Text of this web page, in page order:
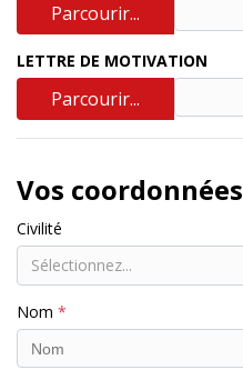
Parcourir...
LETTRE DE MOTIVATION
Parcourir...
Vos coordonnées
Civilité
Sélectionnez...
Nom